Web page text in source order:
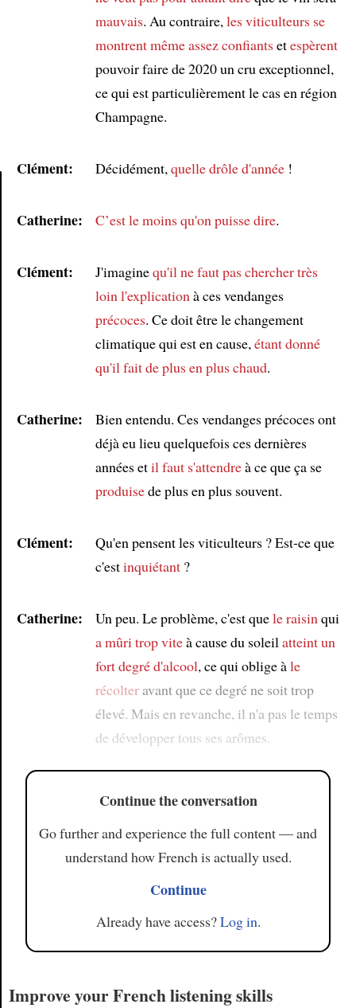
Article
mauvais. Au contraire, les viticulteurs se
montrent même assez confiantsetespèrent
pouvoir faire de 2020 un cru exceptionnel,
ce qui est particulièrement le cas en région
Champagne.
Clément: Décidément, quelle drôle d'année!
Catherine: C’est le moins qu'on puisse dire.
Clément: J'imaginequ'il ne faut pas chercher très
loin l'explication à ces vendanges
précoces. Ce doit être le changement
climatique qui est en cause, étant donné
qu'il fait de plus en plus chaud.
Catherine:
Bien entendu. Ces vendanges précoces ont
déjà eu lieu quelquefois ces dernières
années etil faut s'attendreà ce que ça se
produisede plus en plus souvent.
Clément:
Qu'en pensent les viticulteurs ? Est-ce que
c'estinquiétant?
Catherine: Un peu. Le problème, c'est quele raisin qui
a mûri trop viteà cause du soleil atteint un
fort degré d'alcool, ce qui oblige àle
récolteravant que ce degré ne soit trop
élevé. Mais en revanche, il n'a pas le temps
de développer tous ses arômes.
Continue the conversation
Go further and experience the full content — and
understand how French is actually used.
Continue
Already have access?Log in.
Improve your French listening skills